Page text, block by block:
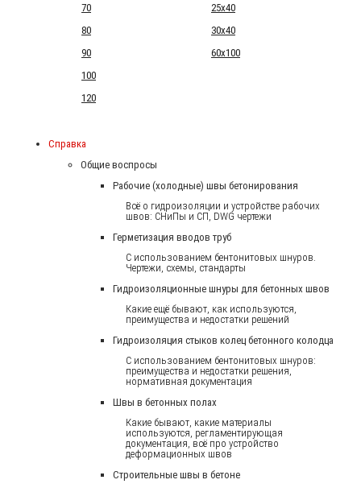
70
25x40
80
30x40
90
60x100
100
120
Справка
Общие воспросы
Рабочие (холодные) швы бетонирования
Всё о гидроизоляции и устройстве рабочих
швов: СНиПы и СП, DWG чертежи
Герметизация вводов труб
С использованием бентонитовых шнуров.
Чертежи, схемы, стандарты
Гидроизоляционные шнуры для бетонных швов
Какие ещё бывают, как используются,
преимущества и недостатки решений
Гидроизоляция стыков колец бетонного колодца
С использованием бентонитовых шнуров:
преимущества и недостатки решения,
нормативная документация
Швы в бетонных полах
Какие бывают, какие материалы
используются, регламентирующая
документация, всё про устройство
деформационных швов
Строительные швы в бетоне